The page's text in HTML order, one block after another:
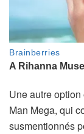
Une autre
Man Mega, qui
susmentionnés